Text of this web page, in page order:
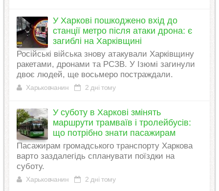
У Харкові пошкоджено вхід до
станції метро після атаки дрона: є
загиблі на Харківщині
Російські війська знову атакували Харківщину
ракетами, дронами та РСЗВ. У Ізюмі загинули
двоє людей, ще восьмеро постраждали.
Харьковчанин 2 дні тому
У суботу в Харкові змінять
маршрути трамваїв і тролейбусів:
що потрібно знати пасажирам
Пасажирам громадського транспорту Харкова
варто заздалегідь спланувати поїздки на
суботу.
Харьковчанин 2 дні тому